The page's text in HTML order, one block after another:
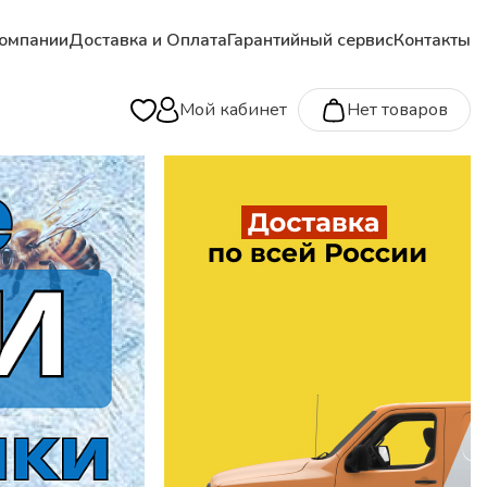
Доставка и ОплатаГарантийный сервисКонтакты
Мой кабинет Нет товаров